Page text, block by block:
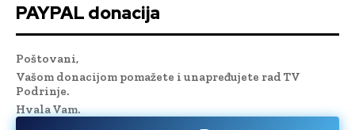
PAYPAL donacija
Poštovani,
Vašom donacijom pomažete i unapređujete rad TV
Podrinje.
Hvala Vam.